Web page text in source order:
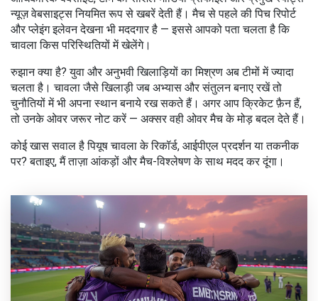
न्यूज़ वेबसाइट्स नियमित रूप से खबरें देती हैं। मैच से पहले की पिच रिपोर्ट
और प्लेइंग इलेवन देखना भी मददगार है — इससे आपको पता चलता है कि
चावला किस परिस्थितियों में खेलेंगे।
रुझान क्या है? युवा और अनुभवी खिलाड़ियों का मिश्रण अब टीमों में ज्यादा
चलता है। चावला जैसे खिलाड़ी जब अभ्यास और संतुलन बनाए रखें तो
चुनौतियों में भी अपना स्थान बनाये रख सकते हैं। अगर आप क्रिकेट फ़ैन हैं,
तो उनके ओवर जरूर नोट करें — अक्सर वही ओवर मैच के मोड़ बदल देते हैं।
कोई खास सवाल है पियूष चावला के रिकॉर्ड, आईपीएल प्रदर्शन या तकनीक
पर? बताइए, मैं ताज़ा आंकड़ों और मैच-विश्लेषण के साथ मदद कर दूंगा।